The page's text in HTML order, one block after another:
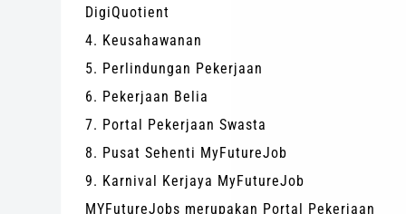
DigiQuotient
4. Keusahawanan
5. Perlindungan Pekerjaan
6. Pekerjaan Belia
7. Portal Pekerjaan Swasta
8. Pusat Sehenti MyFutureJob
9. Karnival Kerjaya MyFutureJob
MYFutureJobs merupakan Portal Pekerjaan